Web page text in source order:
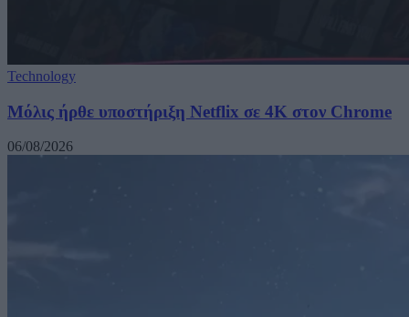
Technology
Μόλις ήρθε υποστήριξη Netflix σε 4K στον Chrome
06/08/2026